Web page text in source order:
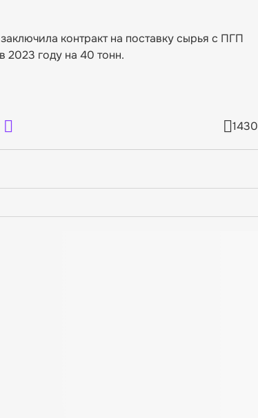
контракт на поставку сырья с ПГП
2023 году на 40 тонн.
1430